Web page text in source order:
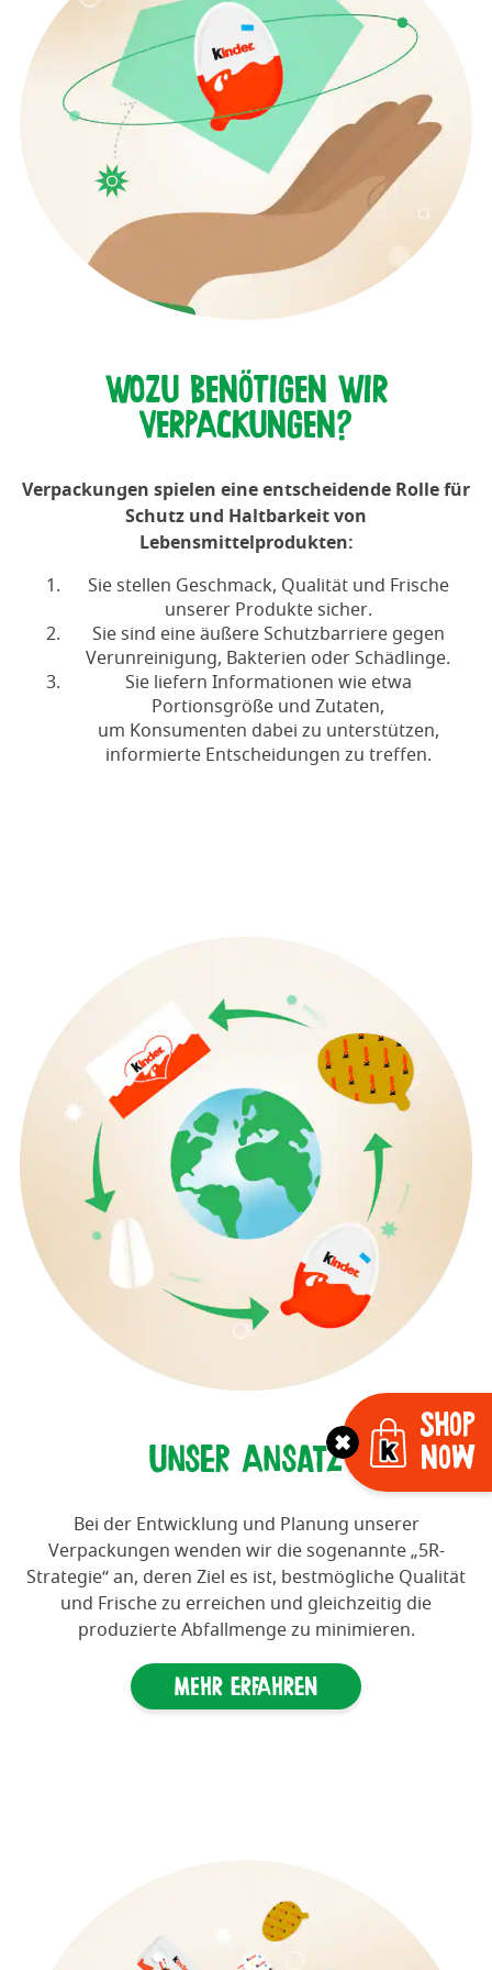
WOZU BENÖTIGEN WIR
VERPACKUNGEN?
Verpackungen spielen eine entscheidende Rolle für
Schutz und Haltbarkeit von
Lebensmittelprodukten:
Sie stellen Geschmack, Qualität und Frische
unserer Produkte sicher.
Sie sind eine äußere Schutzbarriere gegen
Verunreinigung, Bakterien oder Schädlinge.
Sie liefern Informationen wie etwa
Portionsgröße und Zutaten,
um Konsumenten dabei zu unterstützen,
informierte Entscheidungen zu treffen.
Unser Ansatz
Bei der Entwicklung und Planung unserer
Verpackungen wenden wir die sogenannte „5R-
Strategie“ an, deren Ziel es ist, bestmögliche Qualität
und Frische zu erreichen und gleichzeitig die
produzierte Abfallmenge zu minimieren.
Mehr erfahren
Shop
Now